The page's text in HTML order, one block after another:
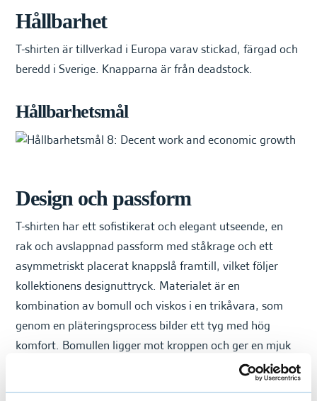
Hållbarhet
T-shirten är tillverkad i Europa varav stickad, färgad och
beredd i Sverige. Knapparna är från deadstock.
Hållbarhetsmål
Design och passform
T-shirten har ett sofistikerat och elegant utseende, en
rak och avslappnad passform med ståkrage och ett
asymmetriskt placerat knappslå framtill, vilket följer
kollektionens designuttryck. Materialet är en
kombination av bomull och viskos i en trikåvara, som
genom en pläteringsprocess bilder ett tyg med hög
komfort. Bomullen ligger mot kroppen och ger en mjuk
och behaglig känsla, medan den glansiga viskosen på